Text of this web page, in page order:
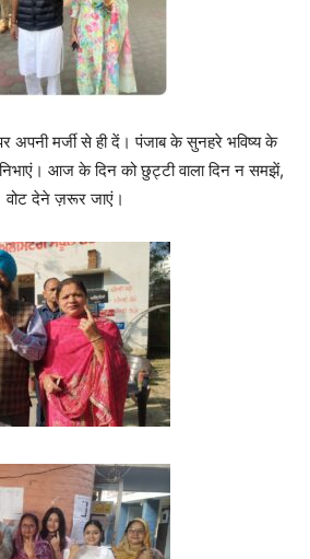
अपनी मर्जी से ही दें। पंजाब के सुनहरे भविष्य के
आज के दिन को छुट्टी वाला दिन न समझें,
वोट देने ज़रूर जाएं।